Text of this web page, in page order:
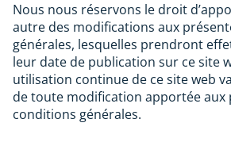
Nous nous réservons le droit
autre des modifications aux
générales, lesquelles prendront
leur date de publication sur ce site
utilisation continue de ce site web
de toute modification apportée aux
conditions générales.